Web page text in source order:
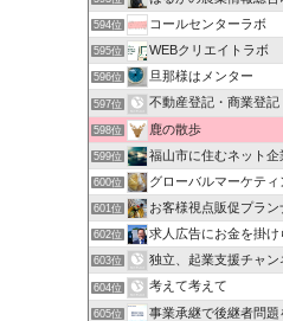
594位 コールセンターラボ
595位 WEBクリエイトラボ
596位 旦那様はメンター
597位 不動産登記・商業登
598位 鹿の散歩
599位 福山市に住むネット
600位 グローバルマーケテ
601位 お客様視点販促プランナーお
602位 求人広告にお金を掛けられな
603位 独立、起業支援チャン
604位 考えて考えて
605位
事業承継で後継者問